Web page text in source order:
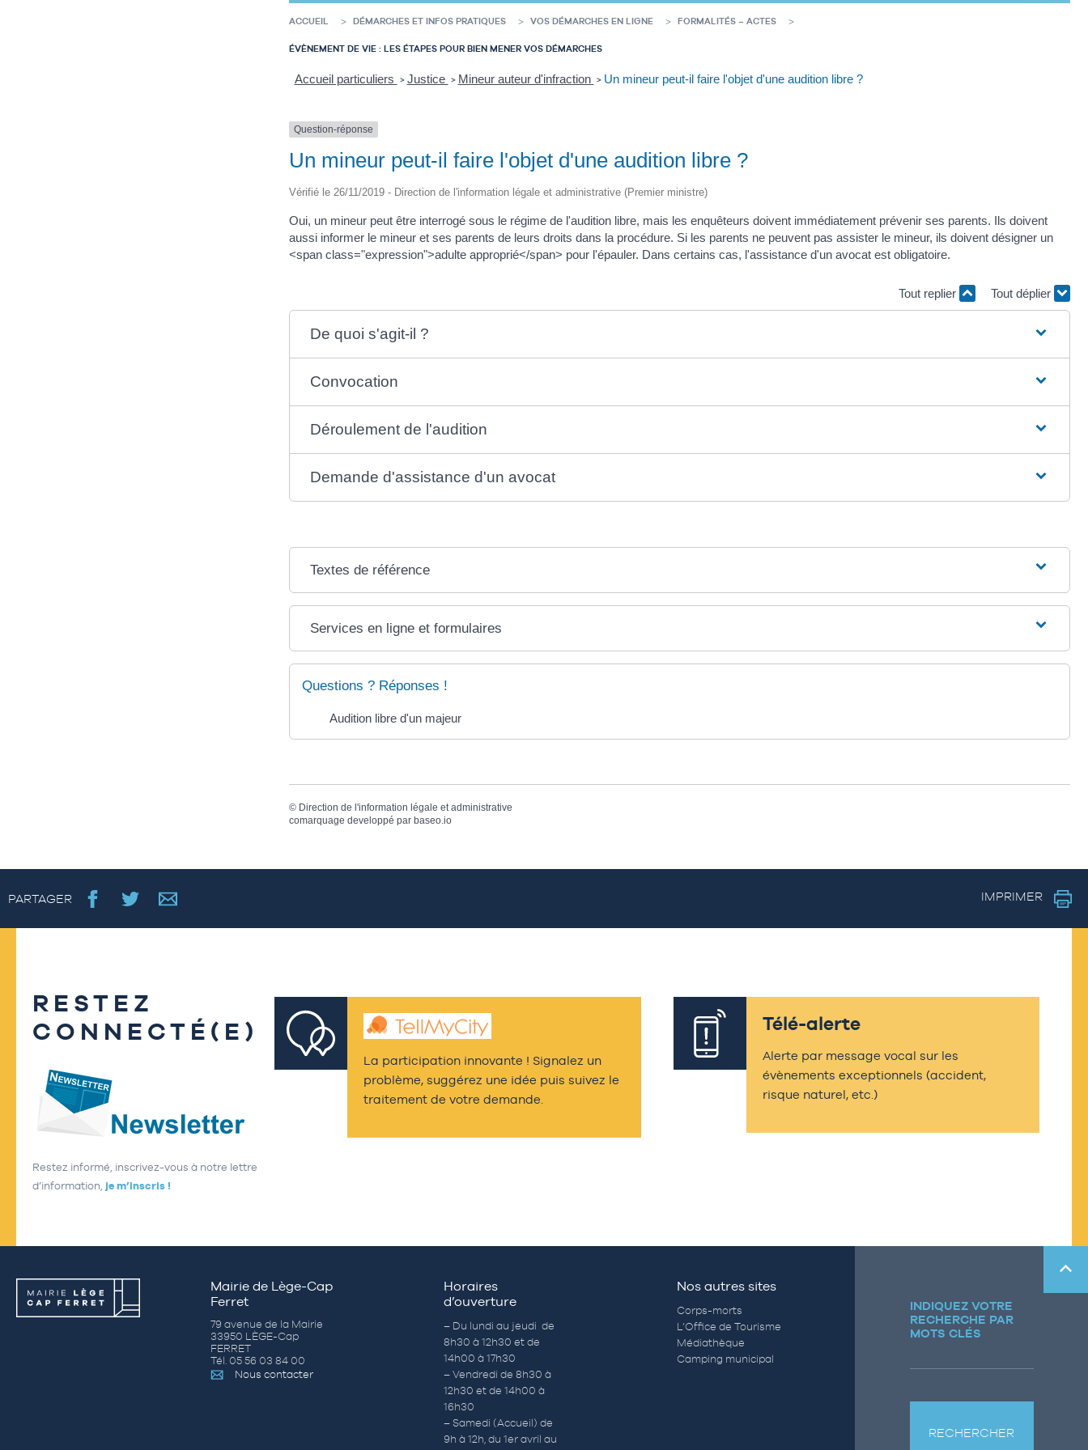
ACCUEIL DÉMARCHES ET INFOS PRATIQUES VOS DÉMARCHES EN LIGNE FORMALITÉS – ACTES
ÉVÈNEMENT DE VIE : LES ÉTAPES POUR BIEN MENER VOS DÉMARCHES
Accueil particuliers > Justice > Mineur auteur d'infraction > Un mineur peut-il faire l'objet d'une audition libre ?
Question-réponse
Un mineur peut-il faire l'objet d'une audition libre ?
Vérifié le 26/11/2019 - Direction de l'information légale et administrative (Premier ministre)
Oui, un mineur peut être interrogé sous le régime de l'audition libre, mais les enquêteurs doivent immédiatement prévenir ses parents. Ils doivent
aussi informer le mineur et ses parents de leurs droits dans la procédure. Si les parents ne peuvent pas assister le mineur, ils doivent désigner un
<span class="expression">adulte approprié</span> pour l'épauler. Dans certains cas, l'assistance d'un avocat est obligatoire.
Tout replier Tout déplier
De quoi s'agit-il ?
Convocation
Déroulement de l'audition
Demande d'assistance d'un avocat
Textes de référence
Services en ligne et formulaires
Questions ? Réponses !
Audition libre d'un majeur
© Direction de l'information légale et administrative
comarquage developpé par baseo.io
PARTAGER IMPRIMER
RESTEZ
CONNECTÉ(E)
Restez informé, inscrivez-vous à notre lettre
d’information, je m’inscris !
La participation innovante ! Signalez un
problème, suggérez une idée puis suivez le
traitement de votre demande.
Télé-alerte
Alerte par message vocal sur les
évènements exceptionnels (accident,
risque naturel, etc.)
Mairie de Lège-Cap
Ferret
79 avenue de la Mairie
33950 LÈGE-Cap
FERRET
Tél. 05 56 03 84 00
Nous contacter
Horaires
d’ouverture
– Du lundi au jeudi de
8h30 à 12h30 et de
14h00 à 17h30
– Vendredi de 8h30 à
12h30 et de 14h00 à
16h30
– Samedi (Accueil) de
9h à 12h, du 1er avril au
Nos autres sites
Corps-morts
L’Office de Tourisme
Médiathèque
Camping municipal
INDIQUEZ VOTRE
RECHERCHE PAR
MOTS CLÉS
RECHERCHER